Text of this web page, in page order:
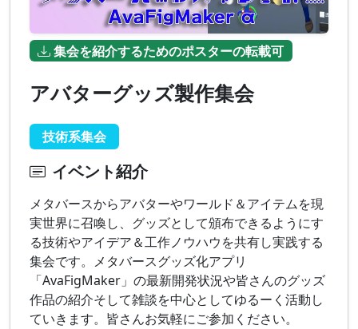
集会を紹介するためのポスターの転載可
アバターグッズ製作集会
技術系集会
イベント紹介
メタバースからアバターやワールド＆アイテムを現
実世界に召喚し、グッズとして頒布できるようにす
る技術やアイデア＆工作ノウハウを共有し実践する
集会です。メタバースグッズ化アプリ
「AvaFigMaker」の最新開発状況や皆さんのグッズ
作品の紹介そして雑談を中心としてゆるーく活動し
ていきます。皆さんお気軽にご参加ください。